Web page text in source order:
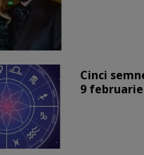
Cinci
9 februarie